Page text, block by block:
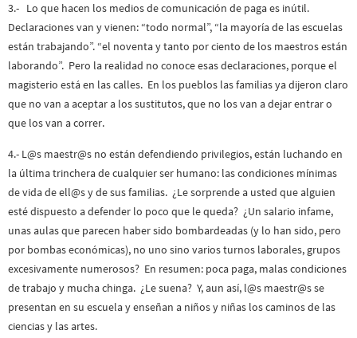
3.- Lo que hacen los medios de comunicación de paga es inútil.
Declaraciones van y vienen: “todo normal”, “la mayoría de las escuelas
están trabajando”. “el noventa y tanto por ciento de los maestros están
laborando”. Pero la realidad no conoce esas declaraciones, porque el
magisterio está en las calles. En los pueblos las familias ya dijeron claro
que no van a aceptar a los sustitutos, que no los van a dejar entrar o
que los van a correr.
4.- L@s maestr@s no están defendiendo privilegios, están luchando en
la última trinchera de cualquier ser humano: las condiciones mínimas
de vida de ell@s y de sus familias. ¿Le sorprende a usted que alguien
esté dispuesto a defender lo poco que le queda? ¿Un salario infame,
unas aulas que parecen haber sido bombardeadas (y lo han sido, pero
por bombas económicas), no uno sino varios turnos laborales, grupos
excesivamente numerosos? En resumen: poca paga, malas condiciones
de trabajo y mucha chinga. ¿Le suena? Y, aun así, l@s maestr@s se
presentan en su escuela y enseñan a niños y niñas los caminos de las
ciencias y las artes.